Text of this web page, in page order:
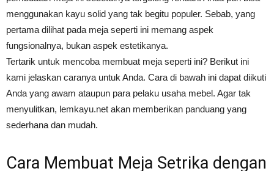
menggunakan kayu solid yang tak begitu populer. Sebab, yang
pertama dilihat pada meja seperti ini memang aspek
fungsionalnya, bukan aspek estetikanya.
Tertarik untuk mencoba membuat meja seperti ini? Berikut ini
kami jelaskan caranya untuk Anda. Cara di bawah ini dapat diikuti
Anda yang awam ataupun para pelaku usaha mebel. Agar tak
menyulitkan, lemkayu.net akan memberikan panduang yang
sederhana dan mudah.
Cara Membuat Meja Setrika dengan